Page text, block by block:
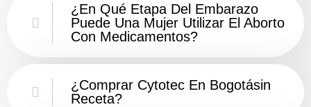
¿En Qué Etapa Del Embarazo
Puede Una Mujer Utilizar El Aborto
Con Medicamentos?
¿Comprar Cytotec En Bogotásin
Receta?